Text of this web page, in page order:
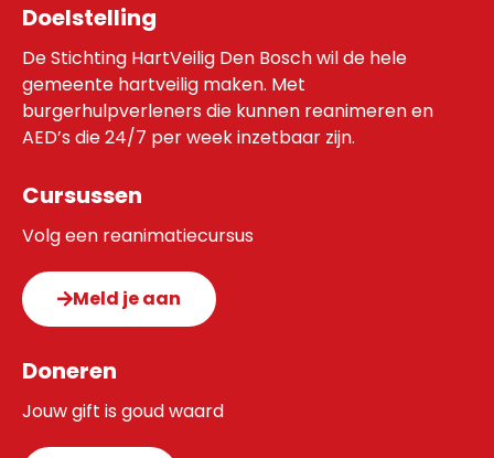
Doelstelling
De Stichting HartVeilig Den Bosch wil de hele
gemeente hartveilig maken. Met
burgerhulpverleners die kunnen reanimeren en
AED’s die 24/7 per week inzetbaar zijn.
Cursussen
Volg een reanimatiecursus
Meld je aan
Doneren
Jouw gift is goud waard